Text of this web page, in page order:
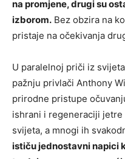
na promjene, drugi su
izborom. Bez obzira na
pristaje na očekivanja
U paralelnoj priči iz
pažnju privlači Anthony
prirodne pristupe
ishrani i regeneraciji
svijeta, a mnogi ih
ističu jednostavni napici